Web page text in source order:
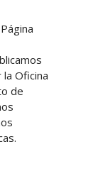
Oficina
de